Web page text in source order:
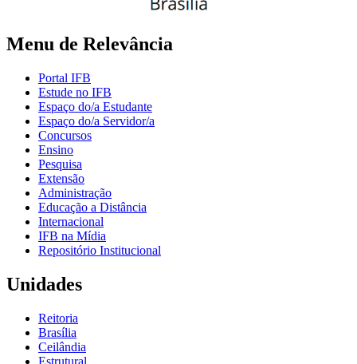
Menu de Relevância
Portal IFB
Estude no IFB
Espaço do/a Estudante
Espaço do/a Servidor/a
Concursos
Ensino
Pesquisa
Extensão
Administração
Educação a Distância
Internacional
IFB na Mídia
Repositório Institucional
Unidades
Reitoria
Brasília
Ceilândia
Estrutural